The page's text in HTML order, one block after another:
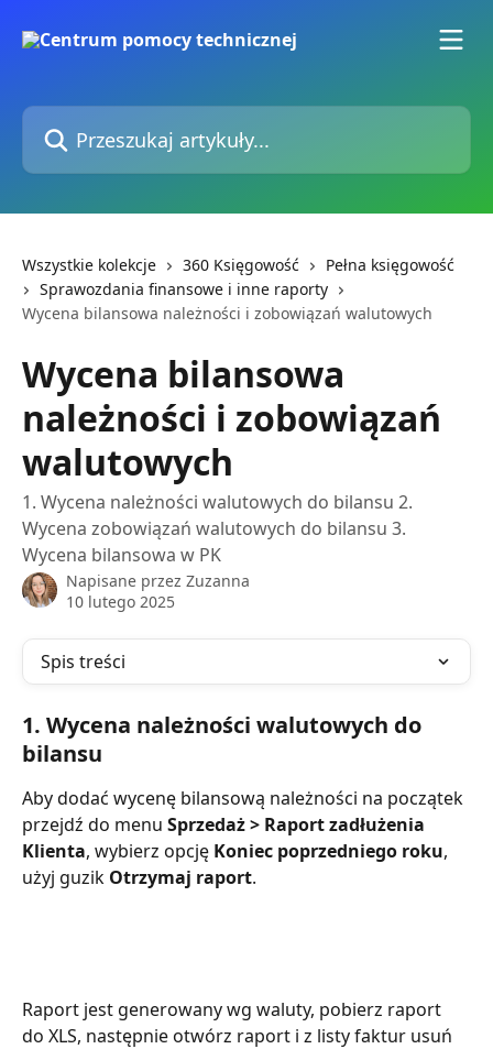
Przeszukaj artykuły...
Wszystkie kolekcje 360 Księgowość
Pełna księgowość
Sprawozdania finansowe i inne raporty
Wycena bilansowa należności i zobowiązań walutowych
Wycena bilansowa
należności i zobowiązań
walutowych
1. Wycena należności walutowych do bilansu 2.
Wycena zobowiązań walutowych do bilansu 3.
Wycena bilansowa w PK
Napisane przez Zuzanna
10 lutego 2025
Spis treści
1. Wycena należności walutowych do
bilansu
Aby dodać wycenę bilansową należności na początek
przejdź do menu Sprzedaż > Raport zadłużenia
Klienta, wybierz opcję Koniec poprzedniego roku,
użyj guzik Otrzymaj raport.
Raport jest generowany wg waluty, pobierz raport
do XLS, następnie otwórz raport i z listy faktur usuń